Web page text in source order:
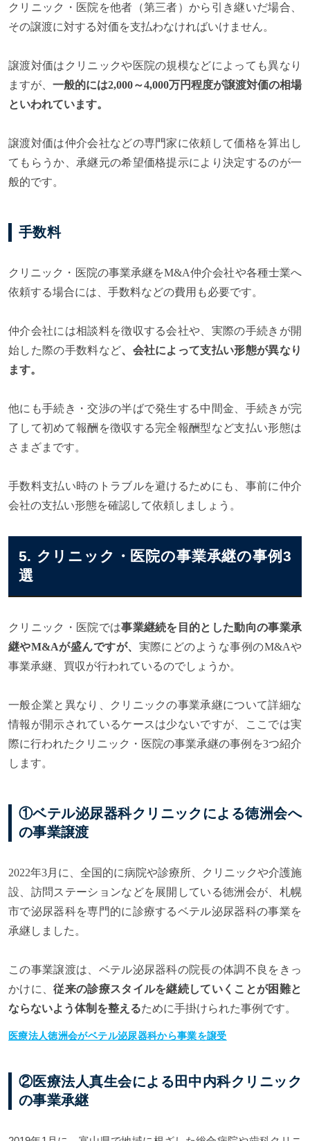
クリニック・医院を他者（第三者）から引き継いだ場合、
その譲渡に対する対価を支払わなければいけません。
譲渡対価はクリニックや医院の規模などによっても異なり
ますが、 一般的には2,000～4,000万円程度が譲渡対価の相場
といわれています。
譲渡対価は仲介会社などの専門家に依頼して価格を算出し
てもらうか、承継元の希望価格提示により決定するのが一
般的です。
手数料
クリニック・医院の事業承継をM&A仲介会社や各種士業へ
依頼する場合には、手数料などの費用も必要です。
仲介会社には相談料を徴収する会社や、実際の手続きが開
始した際の手数料など、会社によって支払い形態が異なり
ます。
他にも手続き・交渉の半ばで発生する中間金、手続きが完
了して初めて報酬を徴収する完全報酬型など支払い形態は
さまざまです。
手数料支払い時のトラブルを避けるためにも、事前に仲介
会社の支払い形態を確認して依頼しましょう。
5. クリニック・医院の事業承継の事例3
選
クリニック・医院では事業継続を目的とした動向の事業承
継やM&Aが盛んですが、 実際にどのような事例のM&Aや
事業承継、買収が行われているのでしょうか。
一般企業と異なり、クリニックの事業承継について詳細な
情報が開示されているケースは少ないですが、ここでは実
際に行われたクリニック・医院の事業承継の事例を3つ紹介
します。
①ベテル泌尿器科クリニックによる徳洲会へ
の事業譲渡
2022年3月に、全国的に病院や診療所、クリニックや介護施
設、訪問ステーションなどを展開している徳洲会が、札幌
市で泌尿器科を専門的に診療するベテル泌尿器科の事業を
承継しました。
この事業譲渡は、ベテル泌尿器科の院長の体調不良をきっ
かけに、従来の診療スタイルを継続していくことが困難と
ならないよう体制を整えるために手掛けられた事例です。
医療法人徳洲会がベテル泌尿器科から事業を譲受
②医療法人真生会による田中内科クリニック
の事業承継